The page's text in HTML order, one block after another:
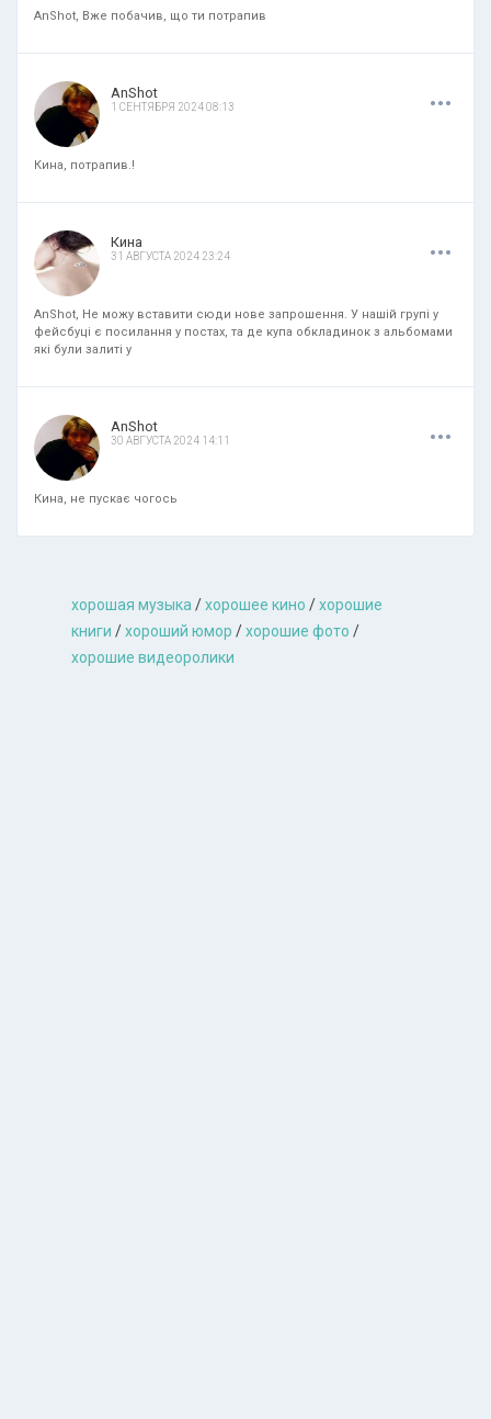
AnShot, Вже побачив, що ти потрапив
AnShot
1 СЕНТЯБРЯ 2024 08:13 ...
Кина, потрапив.!
Кина
31 АВГУСТА 2024 23:24 ...
AnShot, Не можу вставити сюди нове запрошення. У нашій групі у
фейсбуці є посилання у постах, та де купа обкладинок з альбомами
які були залиті у
AnShot
30 АВГУСТА 2024 14:11 ...
Кина, не пускає чогось
хорошая музыкa /хорошее кино /хорошие
книги /хороший юмор /хорошие фото /
хорошие видеоролики